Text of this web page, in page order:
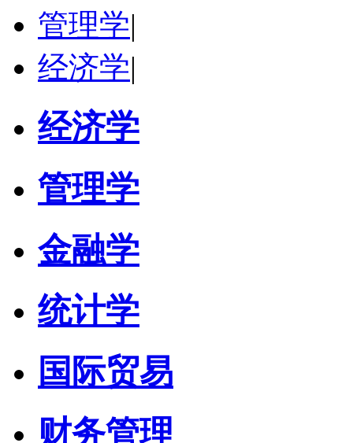
管理学|
经济学|
经济学
管理学
金融学
统计学
国际贸易
财务管理